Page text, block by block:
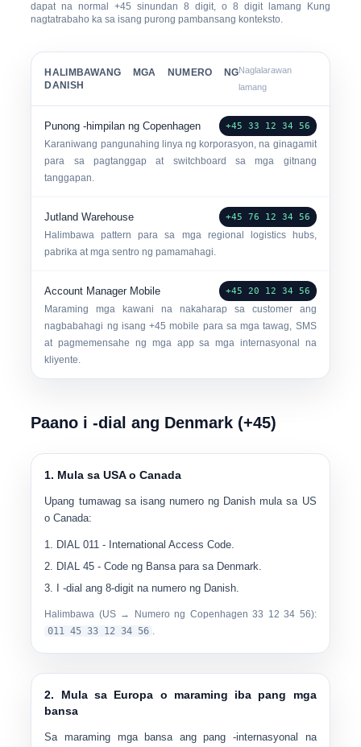
dapat na normal+45 sinundan8 digit, o 8 digit lamang Kung
nagtatrabaho ka sa isang purong pambansang konteksto.
HALIMBAWANG MGA NUMERO NG
DANISH
Naglalarawan
lamang
Punong -himpilan ng Copenhagen +45 33 12 34 56
Karaniwang pangunahing linya ng korporasyon, na ginagamit
para sa pagtanggap at switchboard sa mga gitnang
tanggapan.
Jutland Warehouse +45 76 12 34 56
Halimbawa pattern para sa mga regional logistics hubs,
pabrika at mga sentro ng pamamahagi.
Account Manager Mobile +45 20 12 34 56
Maraming mga kawani na nakaharap sa customer ang
nagbabahagi ng isang +45 mobile para sa mga tawag, SMS
at pagmemensahe ng mga app sa mga internasyonal na
kliyente.
Paano i -dial ang Denmark (+45)
1. Mula sa USA o Canada
Upang tumawag sa isang numero ng Danish mula sa US
o Canada:
DIAL011 - International Access Code.
DIAL45 - Code ng Bansa para sa Denmark.
I -dial ang8-digit na numero ng Danish.
Halimbawa (US → Numero ng Copenhagen33 12 34 56):
011 45 33 12 34 56 .
2. Mula sa Europa o maraming iba pang mga
bansa
Sa maraming mga bansa ang pang -internasyonal na